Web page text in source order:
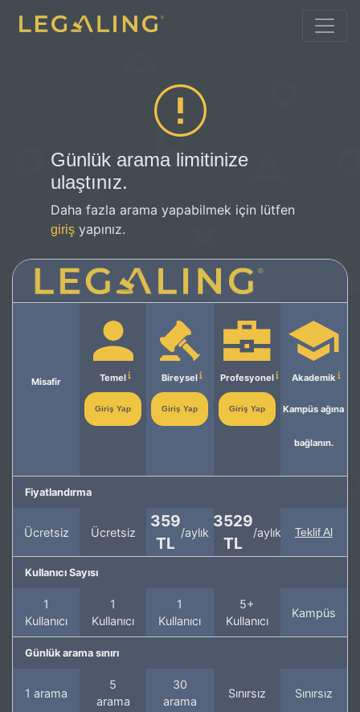
Günlük arama limitinize
ulaştınız.
Daha fazla arama yapabilmek için lütfen
giriş yapınız.
Misafir Temel
Giriş Yap
Bireysel
Giriş Yap
Profesyonel
Giriş Yap
Akademik
Kampüs ağına
bağlanın.
Fiyatlandırma
Ücretsiz Ücretsiz
359
TL
/aylık
3529
TL
/aylık Teklif Al
Kullanıcı Sayısı
1
Kullanıcı
1
Kullanıcı
1
Kullanıcı
5+
Kullanıcı
Kampüs
Günlük arama sınırı
1 arama
5
arama
30
arama
Sınırsız Sınırsız